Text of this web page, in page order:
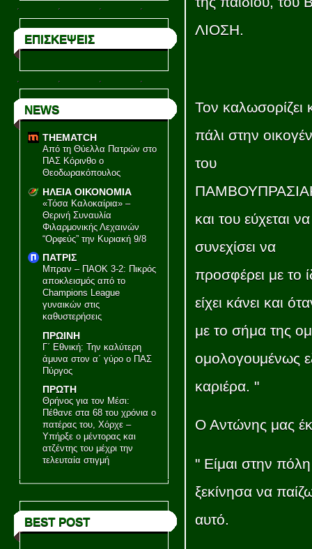
ΕΠΙΣΚΕΨΕΙΣ
NEWS
THEMATCH
Από τη Θύελλα Πατρών στο
ΠΑΣ Κόρινθο ο
Θεοδωρακόπουλος
ΗΛΕΙΑ ΟΙΚΟΝΟΜΙΑ
«Τόσα Καλοκαίρια» –
Θερινή Συναυλία
Φιλαρμονικής Λεχαινών
“Ορφεύς” την Κυριακή 9/8
ΠΑΤΡΙΣ
Μπραν – ΠΑΟΚ 3-2: Πικρός
αποκλεισμός από το
Champions League
γυναικών στις
καθυστερήσεις
ΠΡΩΙΝΗ
Γ΄ Εθνική: Την καλύτερη
άμυνα στον α΄ γύρο ο ΠΑΣ
Πύργος
ΠΡΩΤΗ
Θρήνος για τον Μέσι:
Πέθανε στα 68 του χρόνια ο
πατέρας του, Χόρχε –
Υπήρξε ο μέντορας και
ατζέντης του μέχρι την
τελευταία στιγμή
BEST POST
ΛΙΟΣΗ.
Τον καλωσορίζει
πάλι στην
του
και του εύχεται να
συνεχίσει να
προσφέρει με το
είχει κάνει και
με το σήμα της
ομολογουμένως
καριέρα. "
Ο Αντώνης μας
" Είμαι στην
ξεκίνησα να
αυτό.